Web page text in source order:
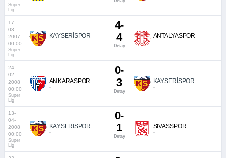
Süper
Lig
17-
03-
2007
00:00
Süper
Lig
KAYSERİSPOR
-
4-
4
Detay
ANTALYASPOR
-
24-
02-
2008
00:00
Süper
Lig
ANKARASPOR
-
0-
3
Detay
KAYSERİSPOR
-
13-
04-
2008
00:00
Süper
Lig
KAYSERİSPOR
-
0-
1
Detay
SİVASSPOR
-